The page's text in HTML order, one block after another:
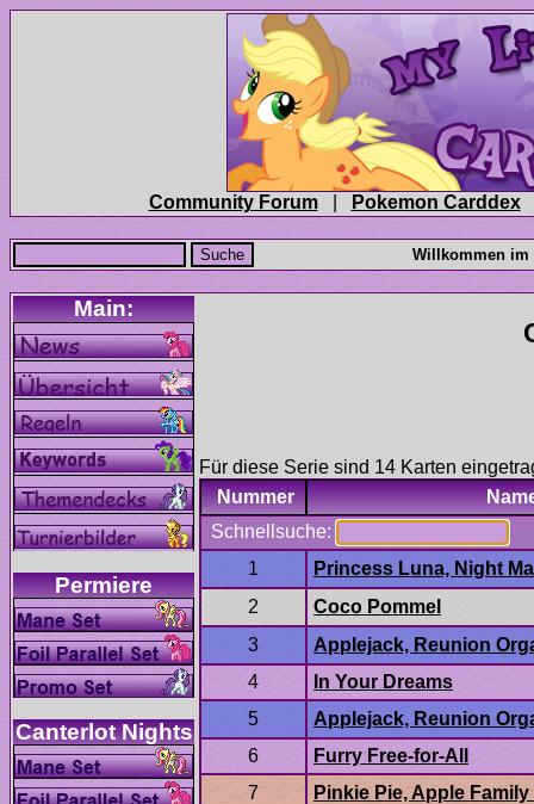
|
Für diese Serie sind 14 Karten
Nummer
Schnellsuche:
Applejack, Reunion
Pinkie Pie, Apple Family